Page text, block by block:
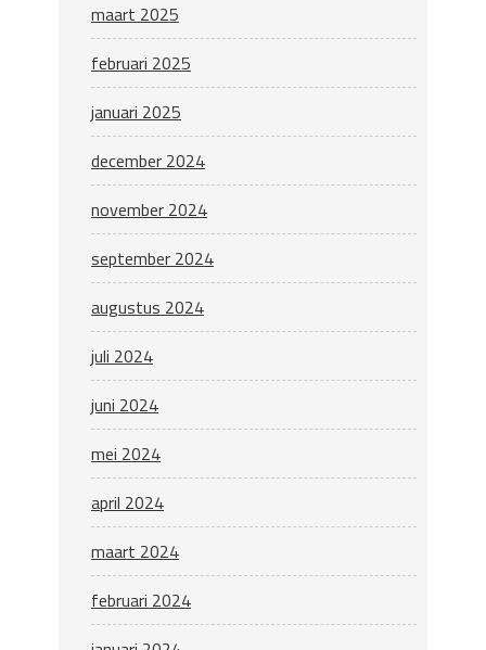
maart 2025
februari 2025
januari 2025
december 2024
november 2024
september 2024
augustus 2024
juli 2024
juni 2024
mei 2024
april 2024
maart 2024
februari 2024